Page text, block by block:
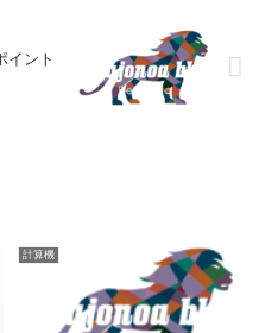
イント
計算機